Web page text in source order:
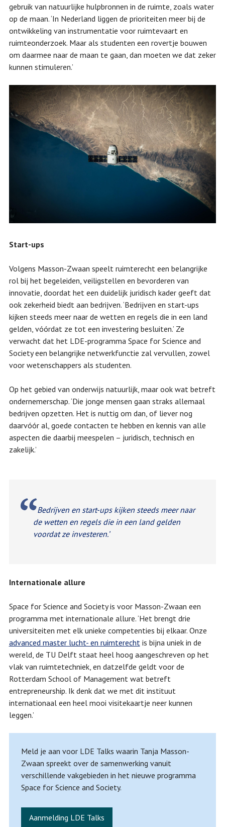
gebruik van natuurlijke hulpbronnen in de ruimte, zoals water
op de maan. ‘In Nederland liggen de prioriteiten meer bij de
ontwikkeling van instrumentatie voor ruimtevaart en
ruimteonderzoek. Maar als studenten een rovertje bouwen
om daarmee naar de maan te gaan, dan moeten we dat zeker
kunnen stimuleren.’
Start-ups
Volgens Masson-Zwaan speelt ruimterecht een belangrijke
rol bij het begeleiden, veiligstellen en bevorderen van
innovatie, doordat het een duidelijk juridisch kader geeft dat
ook zekerheid biedt aan bedrijven. ‘Bedrijven en start-ups
kijken steeds meer naar de wetten en regels die in een land
gelden, vóórdat ze tot een investering besluiten.’ Ze
verwacht dat het LDE-programma Space for Science and
Society een belangrijke netwerkfunctie zal vervullen, zowel
voor wetenschappers als studenten.
Op het gebied van onderwijs natuurlijk, maar ook wat betreft
ondernemerschap. ‘Die jonge mensen gaan straks allemaal
bedrijven opzetten. Het is nuttig om dan, of liever nog
daarvóór al, goede contacten te hebben en kennis van alle
aspecten die daarbij meespelen – juridisch, technisch en
zakelijk.’
Bedrijven en start-ups kijken steeds meer naar
de wetten en regels die in een land gelden
voordat ze investeren.’
Internationale allure
Space for Science and Society is voor Masson-Zwaan een
programma met internationale allure. ‘Het brengt drie
universiteiten met elk unieke competenties bij elkaar. Onze
advanced master lucht- en ruimterechtis bijna uniek in de
wereld, de TU Delft staat heel hoog aangeschreven op het
vlak van ruimtetechniek, en datzelfde geldt voor de
Rotterdam School of Management wat betreft
entrepreneurship. Ik denk dat we met dit instituut
internationaal een heel mooi visitekaartje neer kunnen
leggen.’
Meld je aan voor LDE Talks waarin Tanja Masson-
Zwaan spreekt over de samenwerking vanuit
verschillende vakgebieden in het nieuwe programma
Space for Science and Society.
Aanmelding LDE Talks